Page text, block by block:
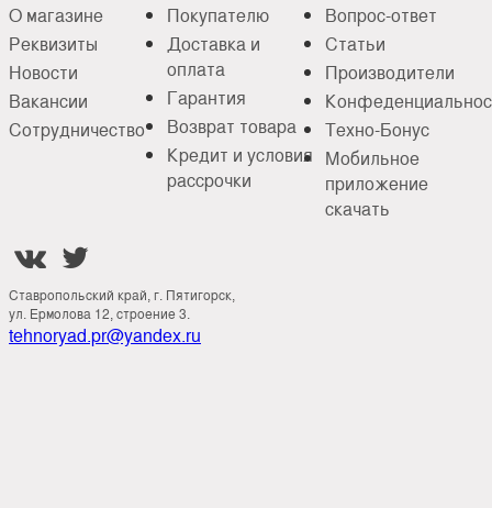
О магазине
Реквизиты
Новости
Вакансии
Сотрудничество
Покупателю
Доставка и
оплата
Гарантия
Возврат товара
Кредит и условия
рассрочки
Вопрос-ответ
Статьи
Производители
Техно-Бонус
Мобильное
приложение
скачать
 
Ставропольский край, г. Пятигорск,
ул. Ермолова 12, строение 3.
tehnoryad.pr@yandex.ru